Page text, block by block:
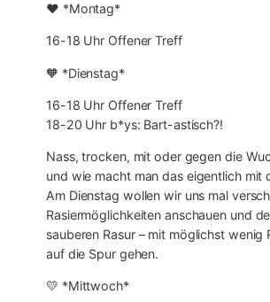
❤ *Montag*
16-18 Uhr Offener Treff
🧡 *Dienstag*
16-18 Uhr Offener Treff
18-20 Uhr b*ys: Bart-astisch?!
Nass, trocken, mit oder gegen die
und wie macht man das eigentlich mit
Am Dienstag wollen wir uns mal
Rasiermöglichkeiten anschauen und
sauberen Rasur – mit möglichst wenig
auf die Spur gehen.
💛 *Mittwoch*